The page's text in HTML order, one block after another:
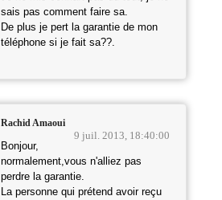
sais pas comment faire sa.
De plus je pert la garantie de mon
téléphone si je fait sa??.
Rachid Amaoui
9 juil. 2013, 18:40:00
Bonjour,
normalement,vous n'alliez pas
perdre la garantie.
La personne qui prétend avoir reçu